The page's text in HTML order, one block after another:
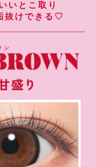
いとこ取り
抜けできる♡
ン